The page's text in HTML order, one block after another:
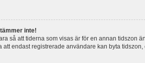
inte!
så att tiderna som visas är för en annan tidszon
att endast registrerade användare kan byta